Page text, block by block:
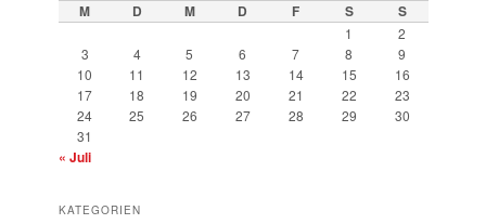
M D M D F S S
1
2
3
4 5 6 7 8
9
10
11 12 13 14 15
16
17
18 19 20 21 22
23
24
25 26 27 28 29
30
31
« Juli
KATEGORIEN